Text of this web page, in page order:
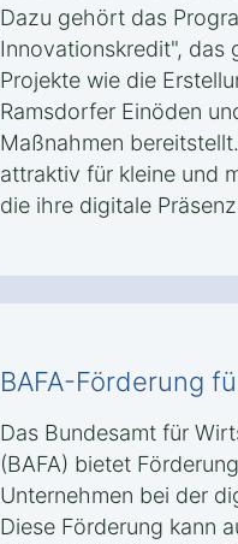
Dazu gehört das
Innovationskredit", das
Projekte wie die
Ramsdorfer Einöden
Maßnahmen
attraktiv für kleine und
die ihre digitale
BAFA-Förderung
Das Bundesamt für
(BAFA) bietet
Unternehmen bei der
Diese Förderung kann